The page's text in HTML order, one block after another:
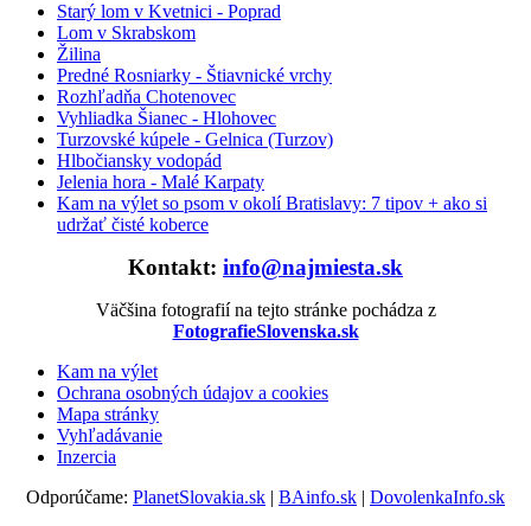
Starý lom v Kvetnici - Poprad
Lom v Skrabskom
Žilina
Predné Rosniarky - Štiavnické vrchy
Rozhľadňa Chotenovec
Vyhliadka Šianec - Hlohovec
Turzovské kúpele - Gelnica (Turzov)
Hlbočiansky vodopád
Jelenia hora - Malé Karpaty
Kam na výlet so psom v okolí Bratislavy: 7 tipov + ako si
udržať čisté koberce
Kontakt: info@najmiesta.sk
Väčšina fotografií na tejto stránke pochádza z
FotografieSlovenska.sk
Kam na výlet
Ochrana osobných údajov a cookies
Mapa stránky
Vyhľadávanie
Inzercia
Odporúčame: PlanetSlovakia.sk | BAinfo.sk | DovolenkaInfo.sk